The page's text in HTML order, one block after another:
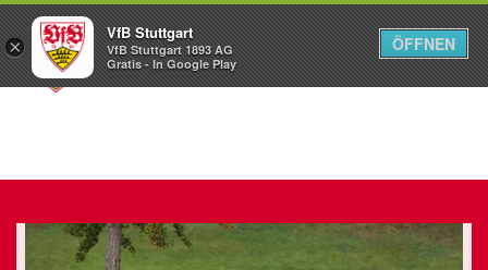
Menü
×
VfB Stuttgart
VfB Stuttgart 1893 AG
Gratis - In Google Play
ÖFFNEN